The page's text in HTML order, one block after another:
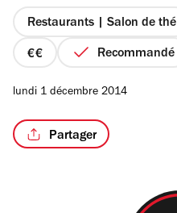
étoiles
Restaurants | Salon de thé
prix
4
Recommandé
lundi 1 décembre 2014
Partager